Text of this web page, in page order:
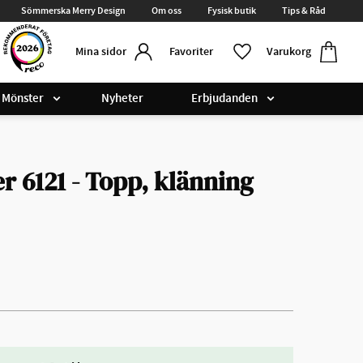
Sömmerska Merry Design Om oss Fysisk butik Tips & Råd
Mina sidor Favoriter Varukorg
Favoriter
Mönster Nyheter Erbjudanden
6121 - Topp, klänning